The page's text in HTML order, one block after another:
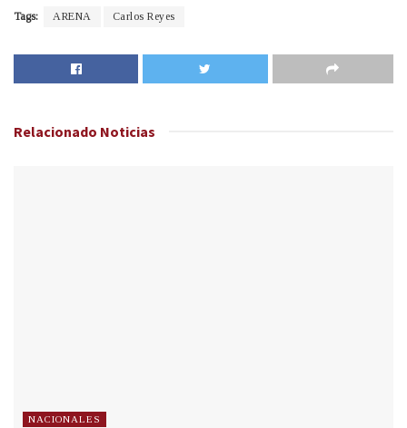
Tags: ARENA Carlos Reyes
Relacionado Noticias
NACIONALES